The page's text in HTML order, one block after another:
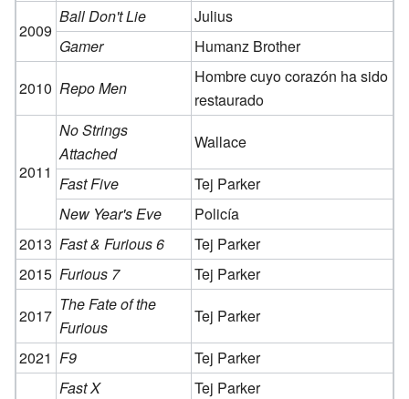
2009
Ball Don't Lie
Julius
Gamer
Humanz Brother
2010 Repo Men
Hombre cuyo corazón ha sido
restaurado
2011
No Strings
Attached
Wallace
Fast Five
Tej Parker
New Year's Eve
Policía
2013 Fast & Furious 6
Tej Parker
2015 Furious 7
Tej Parker
2017
The Fate of the
Furious
Tej Parker
2021 F9 Tej Parker
Fast X
Tej Parker